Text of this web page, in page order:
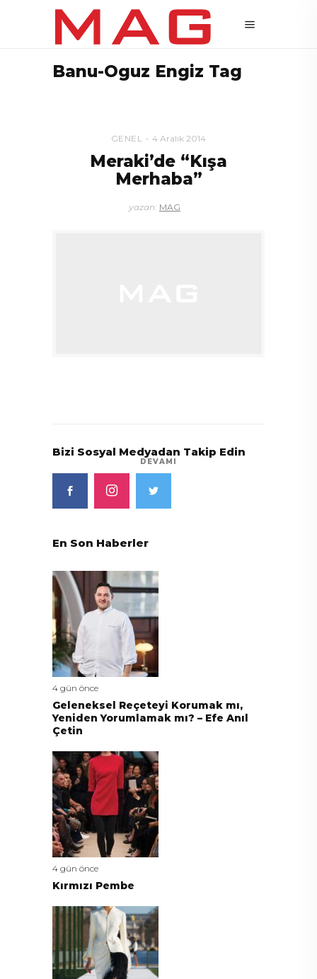
Banu-Oguz Engiz Tag
GENEL 4 Aralık 2014
Meraki’de “Kışa
Merhaba”
yazan: MAG
DEVAMI
Bizi Sosyal Medyadan Takip Edin
En Son Haberler
4 gün önce
Geleneksel Reçeteyi Korumak mı,
Yeniden Yorumlamak mı? – Efe Anıl
Çetin
4 gün önce
Kırmızı Pembe